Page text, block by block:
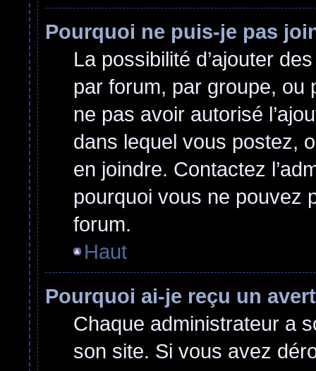
Pourquoi ne puis-je pas
La possibilité d’ajouter
par forum, par groupe, ou
ne pas avoir autorisé
dans lequel vous postez,
en joindre. Contactez
pourquoi vous ne pouvez
forum.
Haut
Pourquoi ai-je reçu un
Chaque administrateur a
son site. Si vous avez